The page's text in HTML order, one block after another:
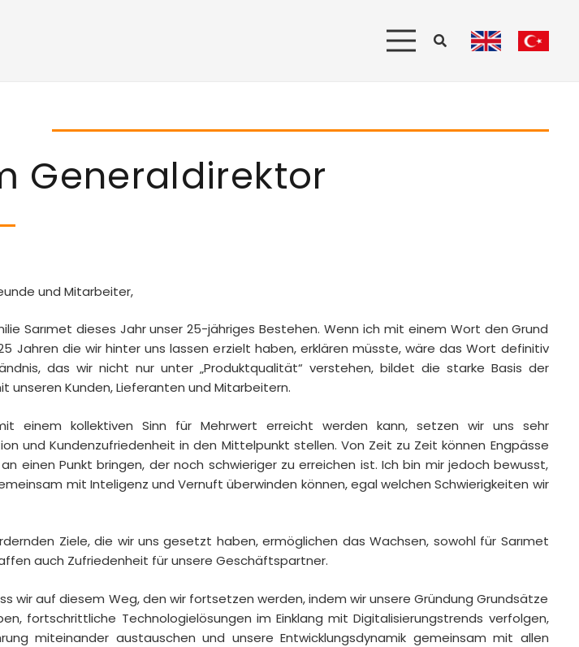
Generaldirektor
und Mitarbeiter,
Sarımet dieses Jahr unser 25-jähriges Bestehen. Wenn ich mit einem Wort den Grund
Jahren die wir hinter uns lassen erzielt haben, erklären müsste, wäre das Wort definitiv
das wir nicht nur unter „Produktqualität“ verstehen, bildet die starke Basis der
unseren Kunden, Lieferanten und Mitarbeitern.
einem kollektiven Sinn für Mehrwert erreicht werden kann, setzen wir uns sehr
und Kundenzufriedenheit in den Mittelpunkt stellen. Von Zeit zu Zeit können Engpässe
einen Punkt bringen, der noch schwieriger zu erreichen ist. Ich bin mir jedoch bewusst,
mit Inteligenz und Vernuft überwinden können, egal welchen Schwierigkeiten wir
Ziele, die wir uns gesetzt haben, ermöglichen das Wachsen, sowohl für Sarımet
auch Zufriedenheit für unsere Geschäftspartner.
wir auf diesem Weg, den wir fortsetzen werden, indem wir unsere Gründung Grundsätze
fortschrittliche Technologielösungen im Einklang mit Digitalisierungstrends verfolgen,
miteinander austauschen und unsere Entwicklungsdynamik gemeinsam mit allen